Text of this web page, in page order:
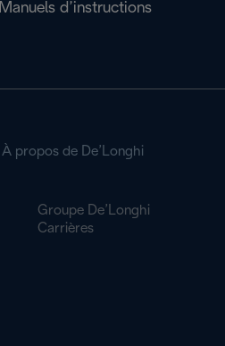
Manuels d’instructions
À propos de De’Longhi
Groupe De’Longhi
Carrières